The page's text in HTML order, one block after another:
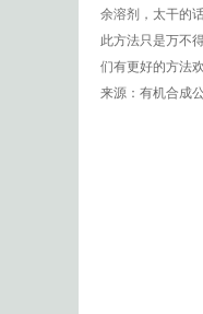
余溶剂，太干的
此方法只是万不
们有更好的方法
来源：有机合成